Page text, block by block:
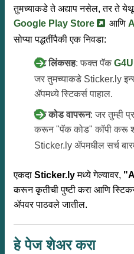
तुमच्याकडे ते अद्याप नसेल, तर ते
Google Play Store
आणि
सोप्या पद्धतींपैकी एक निवडा:
थेट लिंकसह: फक्त पॅक
जर तुमच्याकडे Sticker.ly
ॲपमध्ये स्टिकर्स पाहाल.
पॅक कोड वापरून: जर तुम्ही
करून "पॅक कोड" कॉपी करू
Sticker.ly ॲपमधील सर्च
एकदा Sticker.lyमध्ये गेल्यावर,
करून कृतीची पुष्टी करा आणि
ॲपवर पाठवले जातील.
हे पेज शेअर करा